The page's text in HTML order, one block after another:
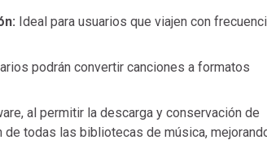
Ideal para usuarios que viajen con
podrán convertir canciones a formatos
al permitir la descarga y conservación de
todas las bibliotecas de música,